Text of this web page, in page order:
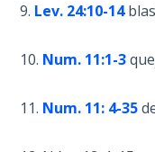
of All
New
9. Lev. 24:10-14
10. Num. 11:1-3
11. Num. 11: 4-35